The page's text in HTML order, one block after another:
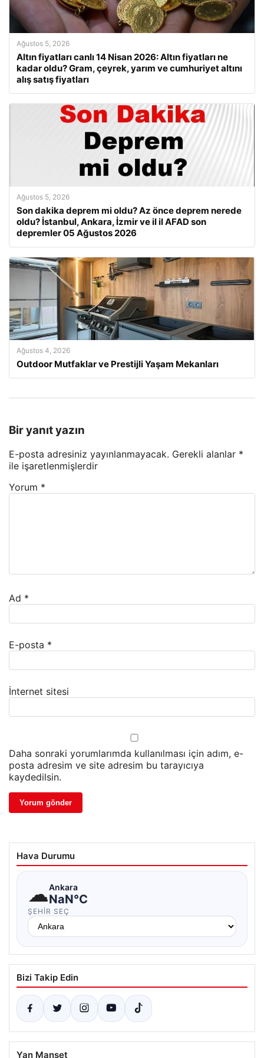
Ağustos 5, 2026
Altın fiyatları canlı 14 Nisan 2026: Altın fiyatları ne
kadar oldu? Gram, çeyrek, yarım ve cumhuriyet altını
alış satış fiyatları
Ağustos 5, 2026
Son dakika deprem mi oldu? Az önce deprem nerede
oldu? İstanbul, Ankara, İzmir ve il il AFAD son
depremler 05 Ağustos 2026
Ağustos 4, 2026
Outdoor Mutfaklar ve Prestijli Yaşam Mekanları
Bir yanıt yazın
E-posta adresiniz yayınlanmayacak. Gerekli alanlar *
ile işaretlenmişlerdir
Yorum *
Ad *
E-posta *
İnternet sitesi
Daha sonraki yorumlarımda kullanılması için adım, e-
posta adresim ve site adresim bu tarayıcıya
kaydedilsin.
Hava Durumu
☁Ankara
NaN°C
ŞEHIR SEÇ
Bizi Takip Edin
Yan Manşet